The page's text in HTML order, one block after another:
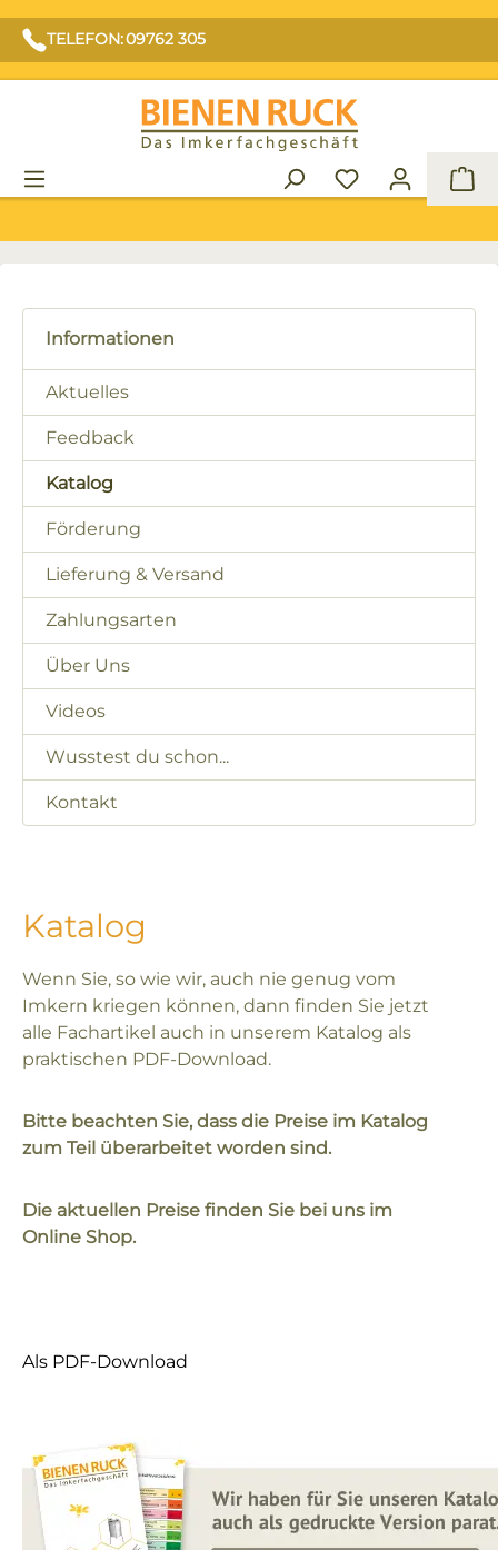
TELEFON: 09762 305
Informationen
Aktuelles
Feedback
Katalog
Förderung
Lieferung & Versand
Zahlungsarten
Über Uns
Videos
Wusstest du schon...
Kontakt
Katalog
Wenn Sie, so wie wir, auch nie genug vom
Imkern kriegen können, dann finden Sie jetzt
alle Fachartikel auch in unserem Katalog als
praktischen PDF-Download.
Bitte beachten Sie, dass die Preise im Katalog
zum Teil überarbeitet worden sind.
Die aktuellen Preise finden Sie bei uns im
Online Shop.
Als PDF-Download